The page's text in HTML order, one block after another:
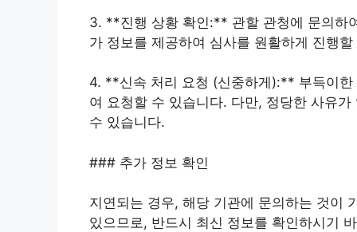
3. **진행 상황 확인:** 관할 관청에 문의하
가 정보를 제공하여 심사를 원활하게 진행
4. **신속 처리 요청 (신중하게):** 부득이
여 요청할 수 있습니다. 다만, 정당한 사유
수 있습니다.
### 추가 정보 확인
지연되는 경우, 해당 기관에 문의하는 것이
있으므로, 반드시 최신 정보를 확인하시기